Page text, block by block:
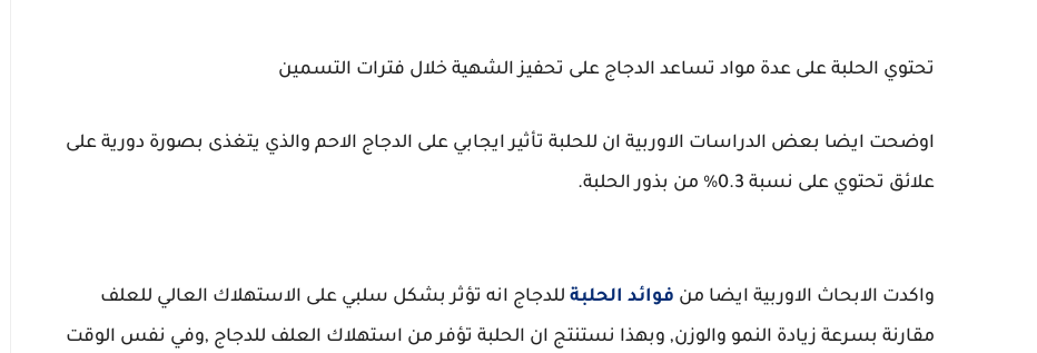
تحتوي الحلبة على عدة مواد تساعد الدجاج على تحفيز الشهية خلال فترات التسمين
اوضحت ايضا بعض الدراسات الاوربية ان للحلبة تأثير ايجابي على الدجاج الاحم والذي يتغذى بصورة دورية على
علائق تحتوي على نسبة 0.3% من بذور الحلبة.
واكدت الابحاث الاوربية ايضا من فوائد الحلبة للدجاج انه تؤثر بشكل سلبي على الاستهلاك العالي للعلف
مقارنة بسرعة زيادة النمو والوزن, وبهذا نستنتج ان الحلبة تؤفر من استهلاك العلف للدجاج ,وفي نفس الوقت